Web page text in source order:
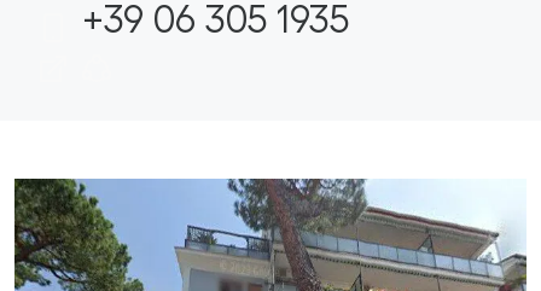
+39 06 305 1935